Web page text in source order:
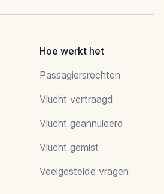
Hoe werkt het
Passagiersrechten
Vlucht vertraagd
Vlucht geannuleerd
Vlucht gemist
Veelgestelde vragen